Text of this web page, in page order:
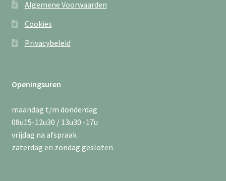
Algemene Voorwaarden
Cookies
Privacybeleid
Openingsuren
maandag t/m donderdag
08u15-12u30 / 13u30 -17u
vrijdag na afspraak
zaterdag en zondag gesloten